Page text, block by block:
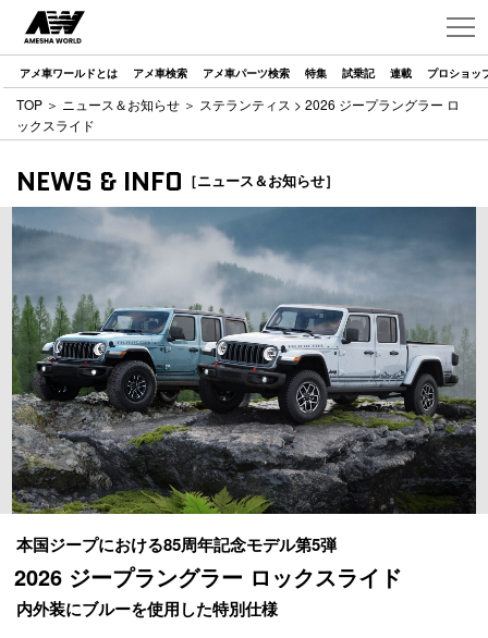
アメ車ワールドとは アメ車検索 アメ車パーツ検索 特集 試乗記 連載 プロショッ
TOP ＞ ニュース＆お知らせ ＞ ステランティス > 2026 ジープラングラー ロ
ックスライド
NEWS & INFO ［ニュース＆お知らせ］
本国ジープにおける85周年記念モデル第5弾
2026 ジープラングラー ロックスライド
内外装にブルーを使用した特別仕様